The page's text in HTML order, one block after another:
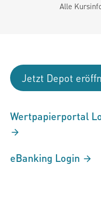
Alle
Jetzt Depot
Wertpapierportal
eBanking Login